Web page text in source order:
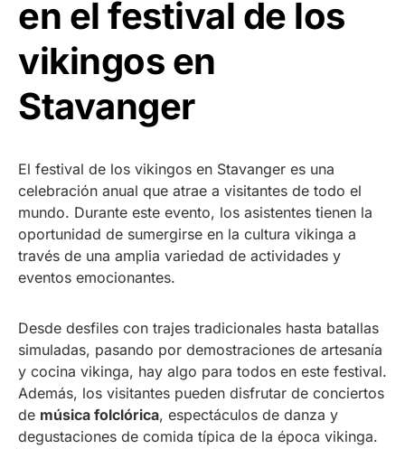
en el festival de los
vikingos en
Stavanger
El festival de los vikingos en Stavanger es una
celebración anual que atrae a visitantes de todo el
mundo. Durante este evento, los asistentes tienen la
oportunidad de sumergirse en la cultura vikinga a
través de una amplia variedad de actividades y
eventos emocionantes.
Desde desfiles con trajes tradicionales hasta batallas
simuladas, pasando por demostraciones de artesanía
y cocina vikinga, hay algo para todos en este festival.
Además, los visitantes pueden disfrutar de conciertos
de música folclórica, espectáculos de danza y
degustaciones de comida típica de la época vikinga.